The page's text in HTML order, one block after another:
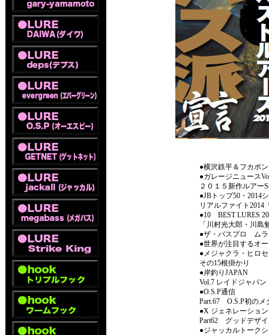
●横沢鉄平＆フカポ
●ガレージニュース
２０１５新作ルアー
●JBトップ50・2014
リアルファイト2014
●10 BEST LURES
「川村光大郎・川島
●ザ・バスプロ ム
●世界が注目するオ
●メジャクラ・ヒロ
その15根掛かり
●岸釣りJAPAN
Vol.7 レイドジャパ
●O.S.P通信
Part.67 O.S.P初のメ
●X ジェネレーション
Part62 グッドデザ
●ジャッカルトーク